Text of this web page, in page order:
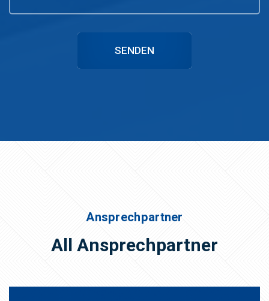
SENDEN
Ansprechpartner
All Ansprechpartner